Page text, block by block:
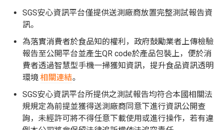
SGS安心資訊平台僅提供送測廠商放置完整測試報告資
訊。
為落實消費者於食品知的權利，政府鼓勵業者上傳檢驗
報告至公開平台並產生QR code於產品包裝上，便於消
費者透過智慧型手機一掃獲知資訊，提升食品資訊透明
環境 相關連結。
SGS安心資訊平台所提供之測試報告均符合本國相關法
規規定為前提並獲得送測廠商同意下進行資訊公開查
詢，未經許可將不得任意下載使用或進行操作，若有違